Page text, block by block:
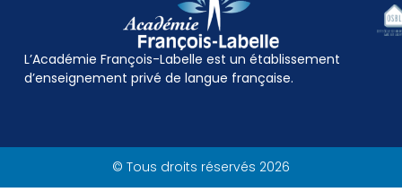
L’Académie François-Labelle est un établissement
d’enseignement privé de langue française.
© Tous droits réservés 2026